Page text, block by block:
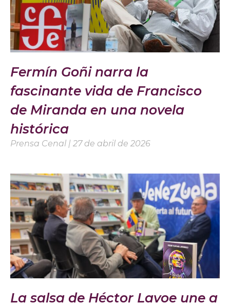
Fermín Goñi narra la
fascinante vida de Francisco
de Miranda en una novela
histórica
Prensa Cenal 27 de abril de 2026
La salsa de Héctor Lavoe une a